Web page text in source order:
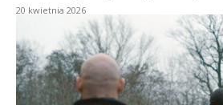
20 kwietnia 2026